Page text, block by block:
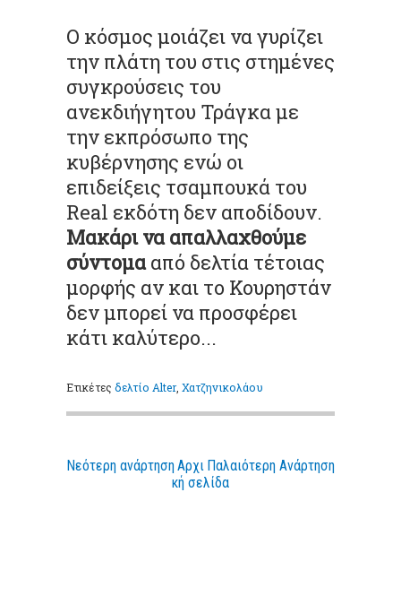
Ο κόσμος μοιάζει να γυρίζει
την πλάτη του στις στημένες
συγκρούσεις του
ανεκδιήγητου Τράγκα με
την εκπρόσωπο της
κυβέρνησης ενώ οι
επιδείξεις τσαμπουκά του
Real εκδότη δεν αποδίδουν.
Μακάρι να απαλλαχθούμε
σύντομααπό δελτία τέτοιας
μορφής αν και το Κουρηστάν
δεν μπορεί να προσφέρει
κάτι καλύτερο...
Ετικέτεςδελτίο Alter, Χατζηνικολάου
Νεότερη ανάρτηση Παλαιότερη Ανάρτηση
Αρχι
κή σελίδα